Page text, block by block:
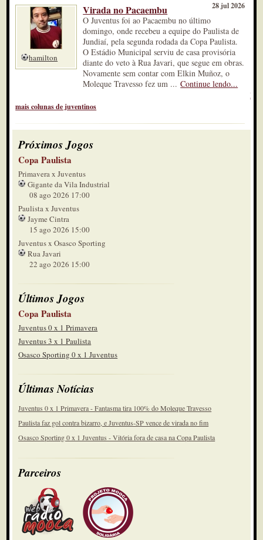
hamilton
Virada no Pacaembu 28 jul 2026
O Juventus foi ao Pacaembu no último
domingo, onde recebeu a equipe do Paulista de
Jundiaí, pela segunda rodada da Copa Paulista.
O Estádio Municipal serviu de casa provisória
diante do veto à Rua Javari, que segue em obras.
Novamente sem contar com Elkin Muñoz, o
Moleque Travesso fez um ...Continue lendo...
Leia
mais colunas de juventinos
Próximos Jogos
Copa Paulista
Primavera x Juventus
Gigante da Vila Industrial
08 ago 2026 17:00
Paulista x Juventus
Jayme Cintra
15 ago 2026 15:00
Juventus x Osasco Sporting
Rua Javari
22 ago 2026 15:00
Últimos Jogos
Copa Paulista
Juventus 0 x 1 Primavera
Juventus 3 x 1 Paulista
Osasco Sporting 0 x 1 Juventus
Últimas Notícias
Juventus 0 x 1 Primavera - Fantasma tira 100% do Moleque Travesso
Paulista faz gol contra bizarro, e Juventus-SP vence de virada no fim
Osasco Sporting 0 x 1 Juventus - Vitória fora de casa na Copa Paulista
Parceiros